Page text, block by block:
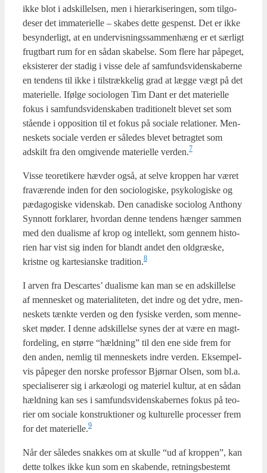
ikke blot i adskil­lel­sen, men i hie­rar­ki­se­rin­gen, som til­go­
de­ser det imma­te­ri­el­le – ska­bes det­te ges­penst. Det er ikke
besyn­der­ligt, at en under­vis­nings­sam­men­hæng er et sær­ligt
frugt­bart rum for en sådan ska­bel­se. Som fle­re har påpe­get,
eksi­ste­rer der sta­dig i vis­se dele af sam­funds­vi­den­ska­ber­ne
en ten­dens til ikke i til­stræk­ke­lig grad at læg­ge vægt på det
mate­ri­el­le. Iføl­ge socio­lo­gen Tim Dant er det mate­ri­el­le
fokus i sam­funds­vi­den­ska­ben tra­di­tio­nelt ble­vet set som
stå­en­de i oppo­si­tion til et fokus på soci­a­le rela­tio­ner. Men­
ne­skets soci­a­le ver­den er såle­des ble­vet betrag­tet som
adskilt fra den omgi­ven­de mate­ri­el­le verden.7
Vis­se teo­re­ti­ke­re hæv­der også, at sel­ve krop­pen har været
fra­væ­ren­de inden for den socio­lo­gi­ske, psy­ko­lo­gi­ske og
pæda­go­gi­ske viden­skab. Den cana­di­ske socio­log Ant­ho­ny
Syn­nott for­kla­rer, hvor­dan den­ne ten­dens hæn­ger sam­men
med den dua­lis­me af krop og intel­lekt, som gen­nem histo­
ri­en har vist sig inden for blandt andet den old­græ­ske,
krist­ne og kar­tesi­an­ske tradition.8
I arven fra Descar­tes’ dua­lis­me kan man se en adskil­lel­se
af men­ne­sket og mate­ri­a­li­te­ten, det indre og det ydre, men­
ne­skets tænk­te ver­den og den fysi­ske ver­den, som men­ne­
sket møder. I den­ne adskil­lel­se synes der at være en magt­
for­de­ling, en stør­re “hæld­ning” til den ene side frem for
den anden, nem­lig til men­ne­skets indre ver­den. Eksem­pel­
vis påpe­ger den nor­ske pro­fes­sor Bjør­nar Olsen, som bl.a.
spe­ci­a­li­se­rer sig i arkæ­o­lo­gi og mate­ri­el kul­tur, at en sådan
hæld­ning kan ses i sam­funds­vi­den­ska­ber­nes fokus på teo­
ri­er om soci­a­le kon­struk­tio­ner og kul­tu­rel­le pro­ces­ser frem
for det materielle.9
Når der såle­des snak­kes om at skul­le “ud af krop­pen”, kan
det­te tol­kes ikke kun som en ska­ben­de, ret­nings­be­stemt